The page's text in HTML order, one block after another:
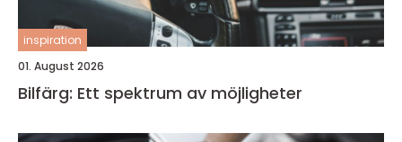
inspiration
01. August 2026
Bilfärg: Ett spektrum av möjligheter